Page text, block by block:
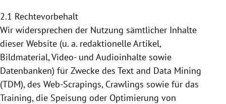
2.1 Rechtevorbehalt
Wir widersprechen der Nutzung sämtlicher Inhalte
dieser Website (u. a. redaktionelle Artikel,
Bildmaterial, Video- und Audioinhalte sowie
Datenbanken) für Zwecke des Text and Data Mining
(TDM), des Web-Scrapings, Crawlings sowie für das
Training, die Speisung oder Optimierung von